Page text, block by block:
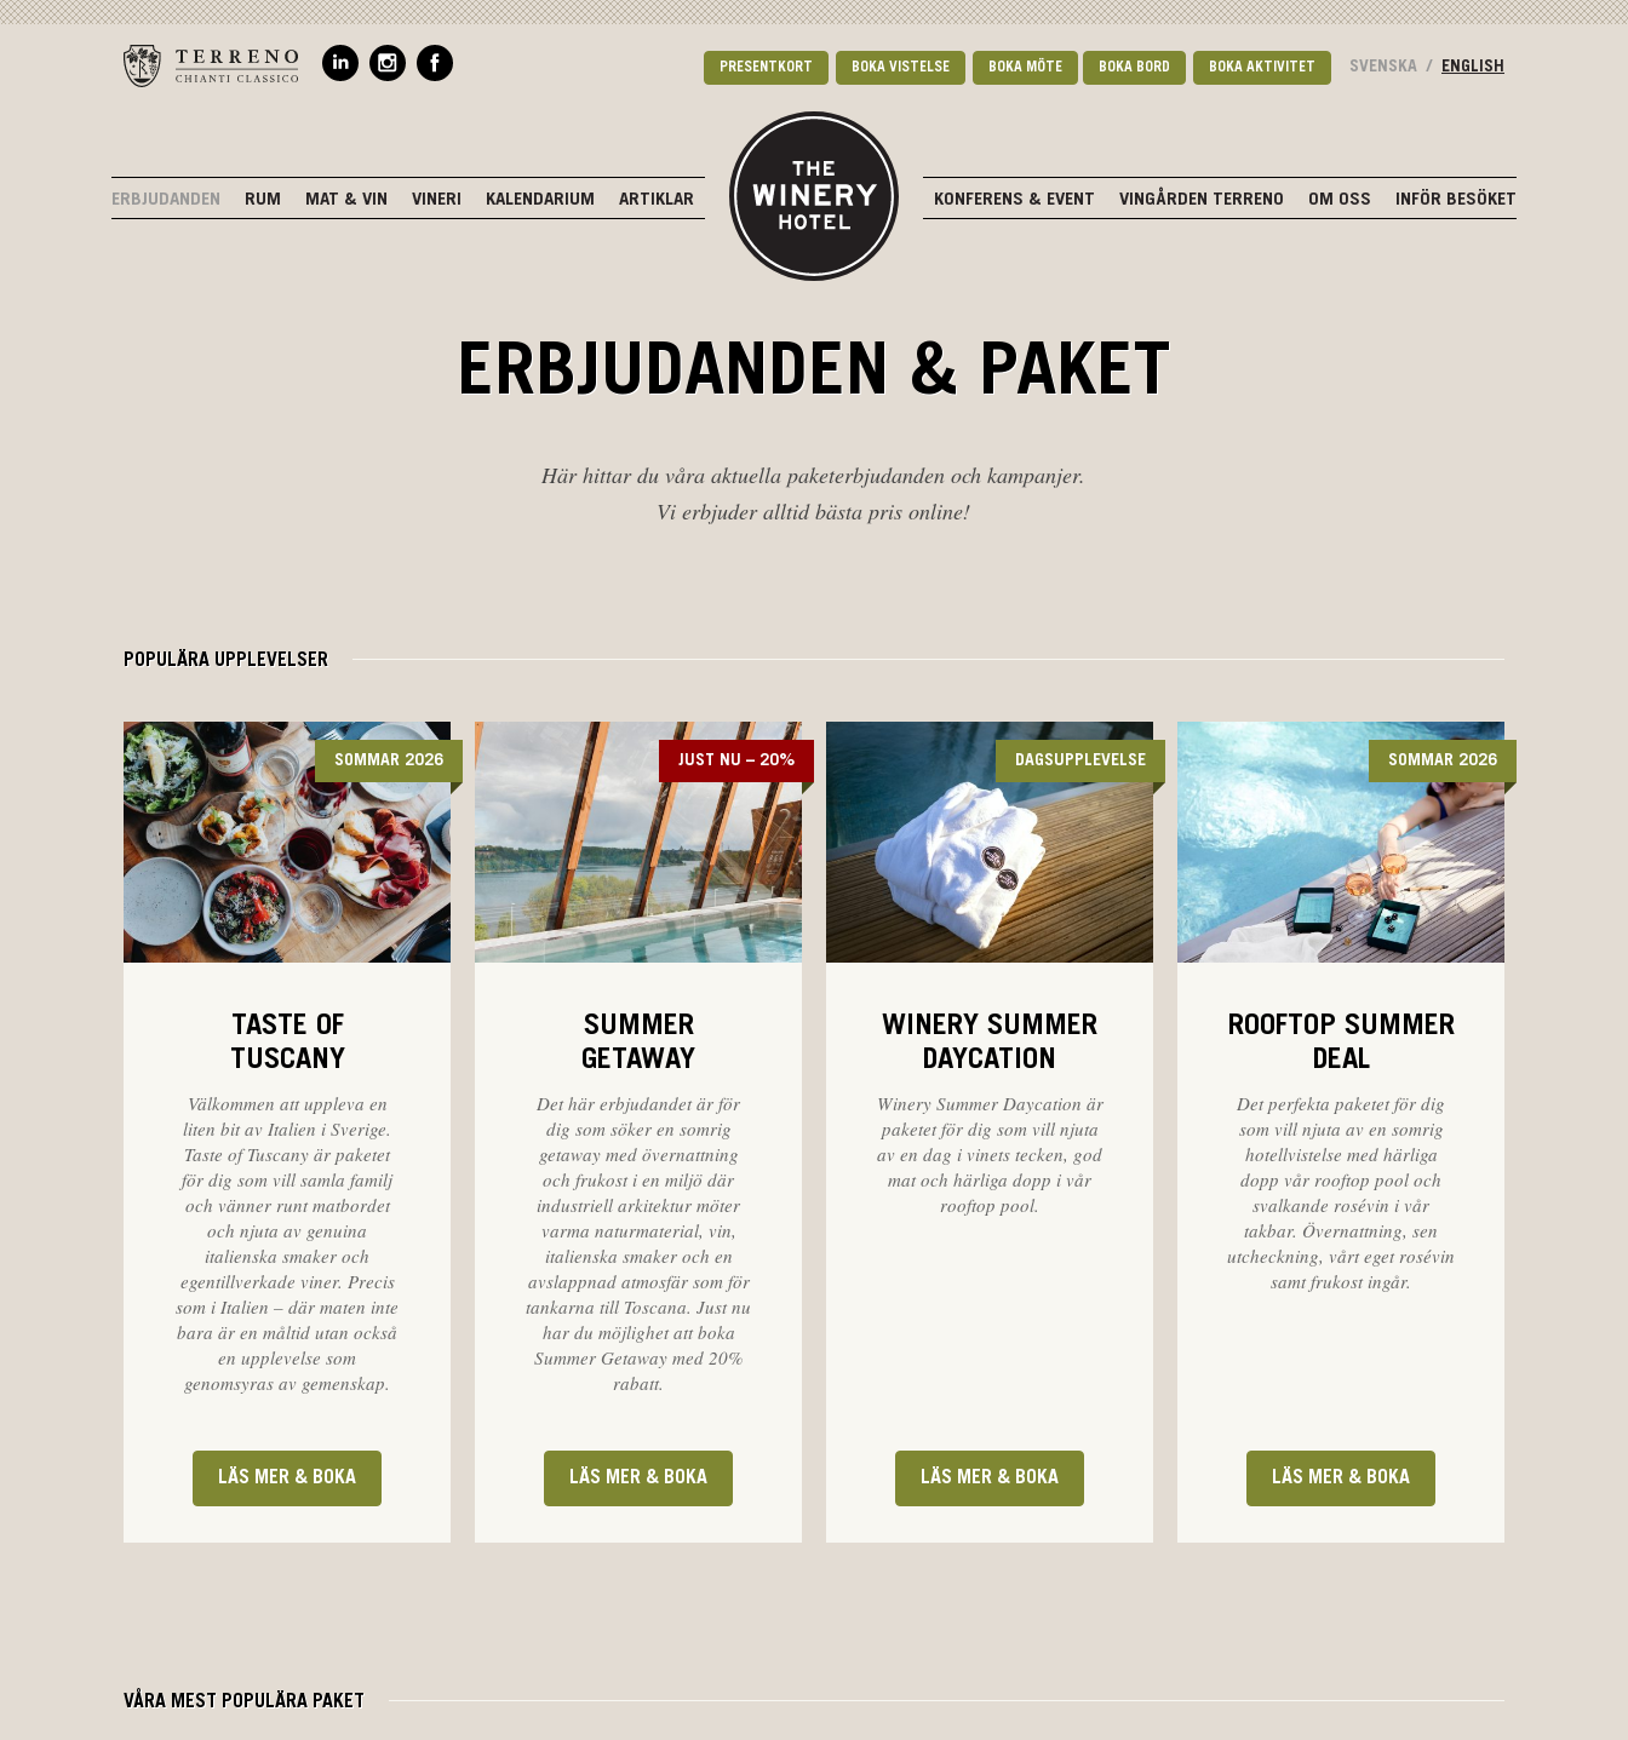
PRESENTKORT BOKA VISTELSE BOKA MÖTE BOKA BORD BOKA AKTIVITET SVENSKA / ENGLISH
ERBJUDANDEN RUM MAT & VIN VINERI KALENDARIUM ARTIKLAR KONFERENS & EVENT VINGÅRDEN TERRENO OM OSS INFÖR BESÖKET
ERBJUDANDEN & PAKET
Här hittar du våra aktuella paketerbjudanden och kampanjer.
Vi erbjuder alltid bästa pris online!
POPULÄRA UPPLEVELSER
SOMMAR 2026
TASTE OF
TUSCANY
Välkommen att uppleva en
liten bit av Italien i Sverige.
Taste of Tuscany är paketet
för dig som vill samla familj
och vänner runt matbordet
och njuta av genuina
italienska smaker och
egentillverkade viner. Precis
som i Italien – där maten inte
bara är en måltid utan också
en upplevelse som
genomsyras av gemenskap.
LÄS MER & BOKA
JUST NU – 20%
SUMMER
GETAWAY
Det här erbjudandet är för
dig som söker en somrig
getaway med övernattning
och frukost i en miljö där
industriell arkitektur möter
varma naturmaterial, vin,
italienska smaker och en
avslappnad atmosfär som för
tankarna till Toscana. Just nu
har du möjlighet att boka
Summer Getaway med 20%
rabatt.
LÄS MER & BOKA
DAGSUPPLEVELSE
WINERY SUMMER
DAYCATION
Winery Summer Daycation är
paketet för dig som vill njuta
av en dag i vinets tecken, god
mat och härliga dopp i vår
rooftop pool.
LÄS MER & BOKA
SOMMAR 2026
ROOFTOP SUMMER
DEAL
Det perfekta paketet för dig
som vill njuta av en somrig
hotellvistelse med härliga
dopp vår rooftop pool och
svalkande rosévin i vår
takbar. Övernattning, sen
utcheckning, vårt eget rosévin
samt frukost ingår.
LÄS MER & BOKA
VÅRA MEST POPULÄRA PAKET